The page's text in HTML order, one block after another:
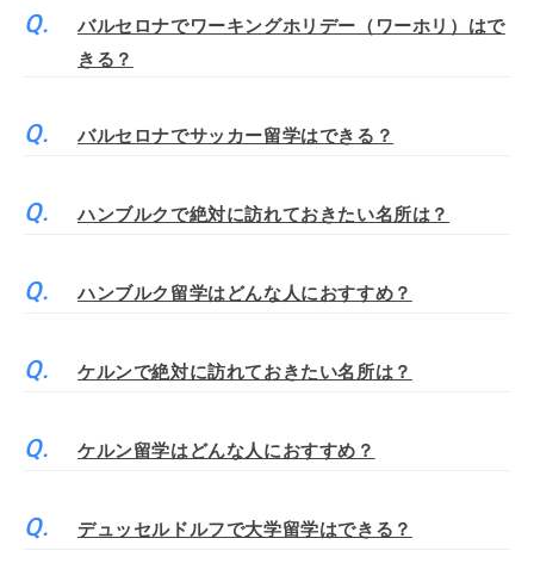
バルセロナでワーキングホリデー（ワーホリ）はで
きる？
バルセロナでサッカー留学はできる？
ハンブルクで絶対に訪れておきたい名所は？
ハンブルク留学はどんな人におすすめ？
ケルンで絶対に訪れておきたい名所は？
ケルン留学はどんな人におすすめ？
デュッセルドルフで大学留学はできる？